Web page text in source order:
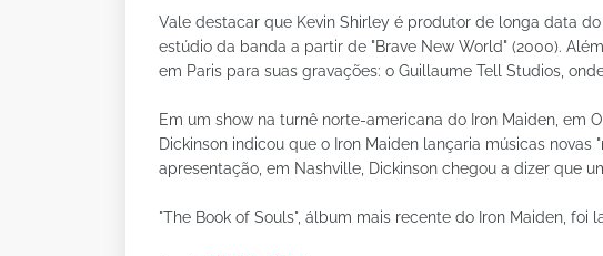
Vale destacar que Kevin Shirley é produtor de longa data
estúdio da banda a partir de "Brave New World" (2000).
em Paris para suas gravações: o Guillaume Tell Studios,
Em um show na turnê norte-americana do Iron Maiden, em
Dickinson indicou que o Iron Maiden lançaria músicas
apresentação, em Nashville, Dickinson chegou a dizer que
"The Book of Souls", álbum mais recente do Iron Maiden, foi